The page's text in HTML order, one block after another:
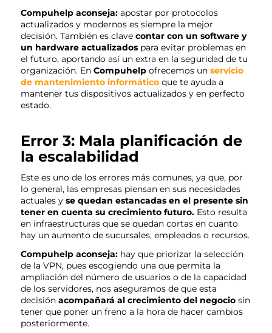
Compuhelp aconseja:apostar por protocolos
actualizados y modernos es siempre la mejor
decisión. También es clave contar con un software y
un hardware actualizadospara evitar problemas en
el futuro, aportando así un extra en la seguridad de tu
organización. En Compuhelpofrecemos un servicio
de mantenimiento informático que te ayuda a
mantener tus dispositivos actualizados yen perfecto
estado.
Error 3: Mala planificación de
la escalabilidad
Este es uno de los errores más comunes, ya que, por
lo general, las empresas piensan en sus necesidades
actuales y se quedan estancadas en el presente sin
tener en cuenta su crecimiento futuro.Esto resulta
en infraestructuras que se quedan cortas en cuanto
hay un aumento de sucursales, empleados o recursos.
Compuhelp aconseja:hay que priorizar la selección
de la VPN, pues escogiendo una que permita la
ampliación del número de usuarios o de la capacidad
de los servidores, nos aseguramos de que esta
decisiónacompañará al crecimiento del negocio sin
tener que poner un freno a la hora de hacer cambios
posteriormente.